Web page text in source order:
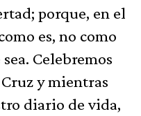
porque, en el
es, no como
Celebremos
y mientras
diario de vida,